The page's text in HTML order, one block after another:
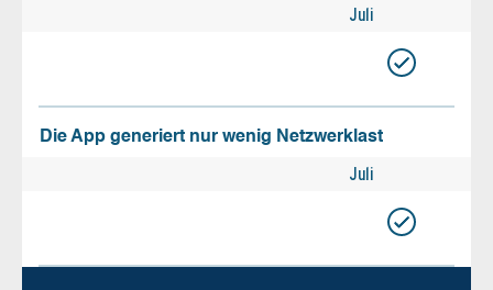
Juli
Die App generiert nur wenig Netzwerklast
Juli